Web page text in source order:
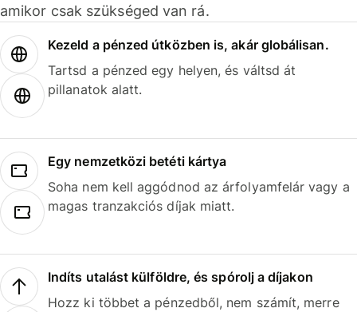
amikor csak szükséged van rá.
Kezeld a pénzed útközben is, akár globálisan.
Tartsd a pénzed egy helyen, és váltsd át
pillanatok alatt.
Egy nemzetközi betéti kártya
Soha nem kell aggódnod az árfolyamfelár vagy a
magas tranzakciós díjak miatt.
Indíts utalást külföldre, és spórolj a díjakon
Hozz ki többet a pénzedből, nem számít, merre